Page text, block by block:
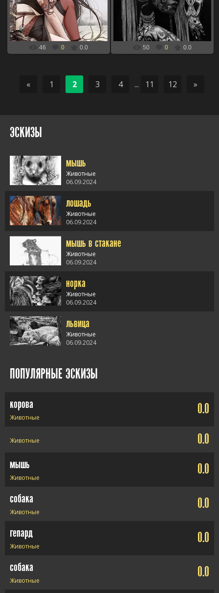
девушка аниме для выжигания по
дереву
xBOINGx
46 0 0.0
принесса для выжигания по дереву
xBOINGx
50 0 0.0
« 1 2 3 4 ... 11 12 »
ЭСКИЗЫ
мышь
Животные
06.09.2024
alt="мышь" /> лошадь
Животные
06.09.2024
alt="лошадь" /> мышь в стакане
Животные
06.09.2024
alt="мышь в
стакане" />
норка
Животные
06.09.2024
alt="норка" /> львица
Животные
06.09.2024
ПОПУЛЯРНЫЕ ЭСКИЗЫ
корова
Животные
0.0
Животные 0.0
мышь
Животные
0.0
собака
Животные
0.0
гепард
Животные
0.0
собака
Животные
0.0